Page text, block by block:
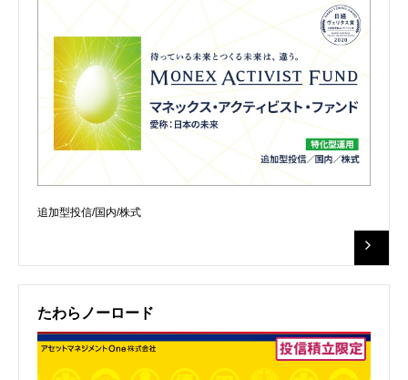
追加型投信/国内/株式
たわらノーロード